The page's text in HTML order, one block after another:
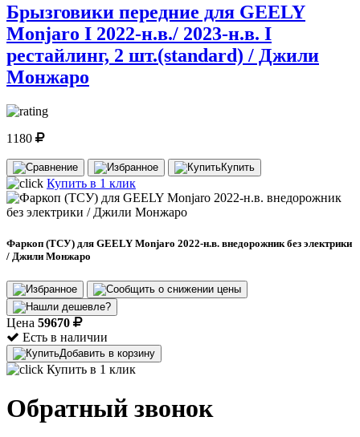
Брызговики передние для GEELY
Monjaro I 2022-н.в./ 2023-н.в. I
рестайлинг, 2 шт.(standard) / Джили
Монжаро
1180
Купить
Купить в 1 клик
Фаркоп (ТСУ) для GEELY Monjaro 2022-н.в. внедорожник без электрики
/ Джили Монжаро
Цена 59670
Есть в наличии
Добавить в корзину
Купить в 1 клик
Обратный звонок